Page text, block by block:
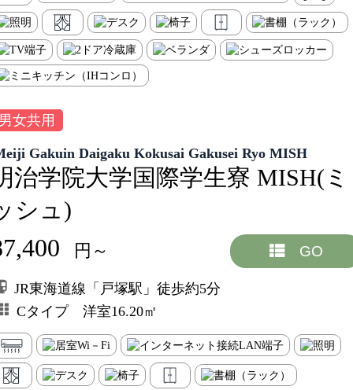
女共用
Gakuin Daigaku Kokusai Gakusei Ryo MISH
治学院大学国際学生寮 MISH(ミ
シュ)
円～ GO
JR東海道線「戸塚駅」徒歩約5分
Cタイプ 洋室16.20㎡